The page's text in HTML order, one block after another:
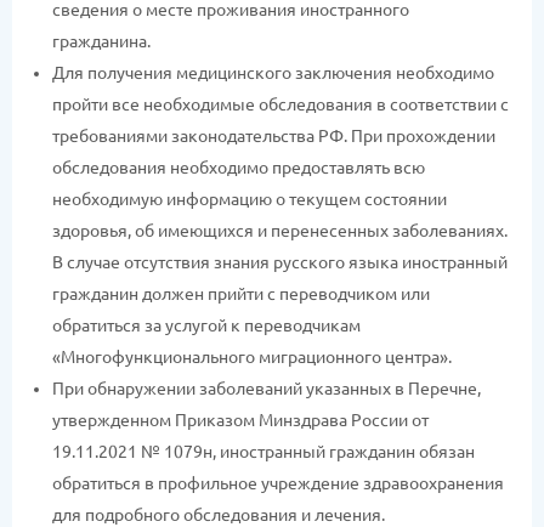
сведения о месте проживания иностранного
гражданина.
Для получения медицинского заключения необходимо
пройти все необходимые обследования в соответствии с
требованиями законодательства РФ. При прохождении
обследования необходимо предоставлять всю
необходимую информацию о текущем состоянии
здоровья, об имеющихся и перенесенных заболеваниях.
В случае отсутствия знания русского языка иностранный
гражданин должен прийти с переводчиком или
обратиться за услугой к переводчикам
«Многофункционального миграционного центра».
При обнаружении заболеваний указанных в Перечне,
утвержденном Приказом Минздрава России от
19.11.2021 № 1079н, иностранный гражданин обязан
обратиться в профильное учреждение здравоохранения
для подробного обследования и лечения.